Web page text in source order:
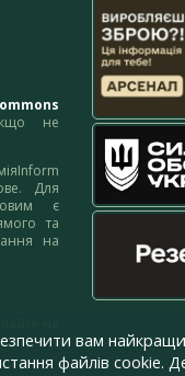
не
Для
є
та
на
вам
файлів cookie.